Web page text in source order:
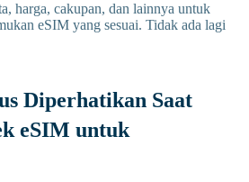
harga, cakupan, dan lainnya untuk
eSIM yang sesuai. Tidak ada lagi
Diperhatikan Saat
eSIM untuk